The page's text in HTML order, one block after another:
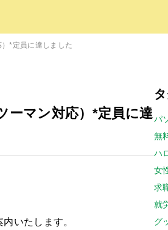
*定員に達しました
ーマン対応）*定員に達
いたします。
パ
無
ハ
女
求
就
グ